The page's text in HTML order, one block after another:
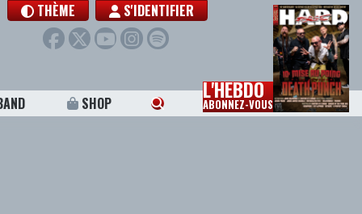
THÈME S'IDENTIFIER
SHOP L'HEBDO
ABONNEZ-VOUS